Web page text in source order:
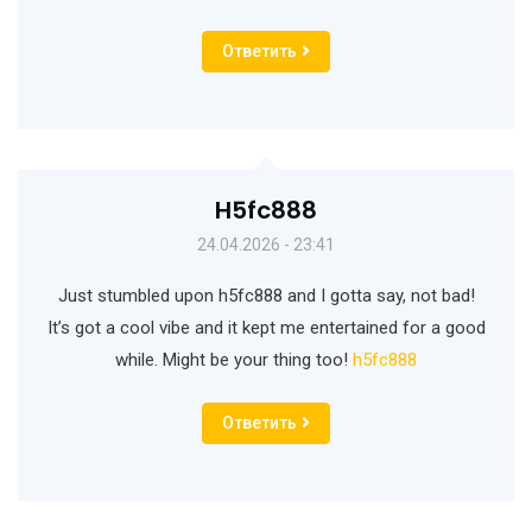
Ответить
H5fc888
24.04.2026 - 23:41
Just stumbled upon h5fc888 and I gotta say, not bad!
It’s got a cool vibe and it kept me entertained for a good
while. Might be your thing too! h5fc888
Ответить